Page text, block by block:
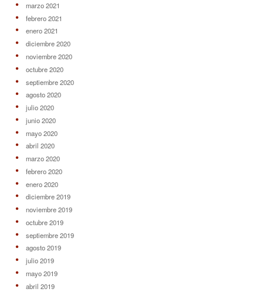
marzo 2021
febrero 2021
enero 2021
diciembre 2020
noviembre 2020
octubre 2020
septiembre 2020
agosto 2020
julio 2020
junio 2020
mayo 2020
abril 2020
marzo 2020
febrero 2020
enero 2020
diciembre 2019
noviembre 2019
octubre 2019
septiembre 2019
agosto 2019
julio 2019
mayo 2019
abril 2019